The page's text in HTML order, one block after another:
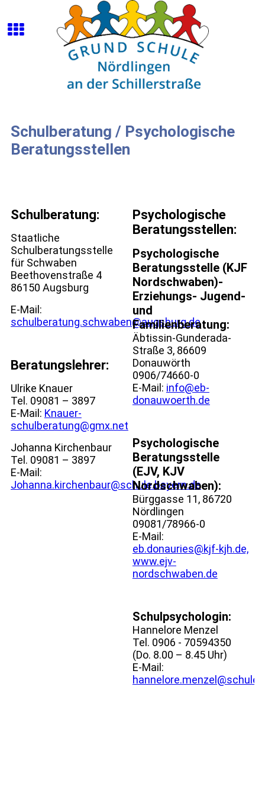
Schulberatung / Psychologische
Beratungsstellen
Schulberatung:
Staatliche
Schulberatungsstelle
für Schwaben
Beethovenstraße 4
86150 Augsburg
E-Mail:
schulberatung.schwaben@augsburg.de
Beratungslehrer:
Ulrike Knauer
Tel. 09081 – 3897
E-Mail: Knauer-
schulberatung@gmx.net
Johanna Kirchenbaur
Tel. 09081 – 3897
E-Mail:
Johanna.kirchenbaur@schule.bayern.de
Psychologische
Beratungsstellen:
Psychologische
Beratungsstelle (KJF
Nordschwaben)-
Erziehungs- Jugend-
und
Familienberatung:
Äbtissin-Gunderada-
Straße 3, 86609
Donauwörth
0906/74660-0
E-Mail: info@eb-
donauwoerth.de
Psychologische
Beratungsstelle
(EJV, KJV
Nordschwaben):
Bürggasse 11, 86720
Nördlingen
09081/78966-0
E-Mail:
eb.donauries@kjf-kjh.de,
www.ejv-
nordschwaben.de
Schulpsychologin:
Hannelore Menzel
Tel. 0906 - 70594350
(Do. 8.00 – 8.45 Uhr)
E-Mail: